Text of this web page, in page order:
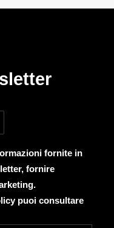
fornite in
fornire
puoi consultare